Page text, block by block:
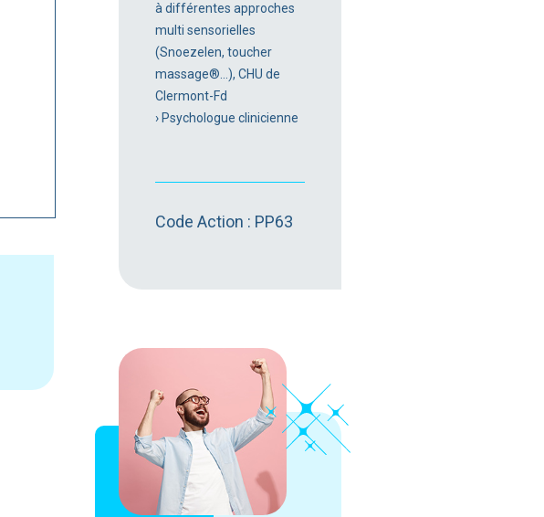
à différentes approches
multi sensorielles
(Snoezelen, toucher
massage®…), CHU de
Clermont-Fd
› Psychologue clinicienne
Code Action : PP63